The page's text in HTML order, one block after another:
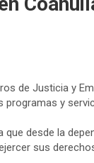
de Justicia y
y
desde la
sus